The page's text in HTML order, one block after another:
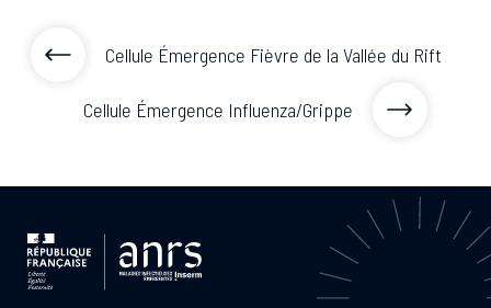
Cellule Émergence Fièvre de la Vallée du Rift
Cellule Émergence Influenza/Grippe